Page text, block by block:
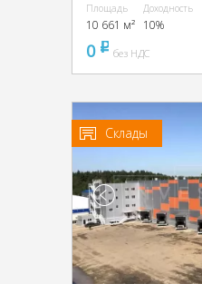
Площадь
10 661 м²
Доходность
10%
0 pуббез НДС
Склады